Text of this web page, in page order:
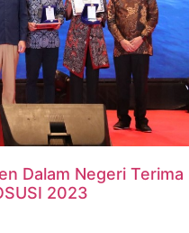
Dalam Negeri Terima
2023